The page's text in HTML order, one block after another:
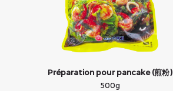
Préparation pour pancake (煎粉)
500g